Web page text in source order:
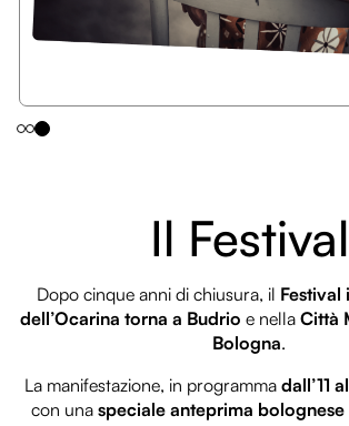
Il Festival
Dopo cinque anni di chiusura, il Festival
dell’Ocarina torna a Budrio e nella Città
Bologna.
La manifestazione, in programma dall’11
con una speciale anteprima